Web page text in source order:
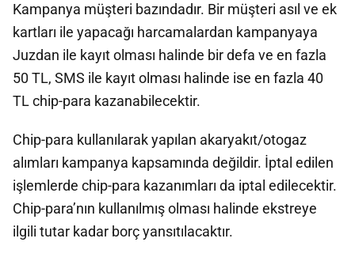
Kampanya müşteri bazındadır. Bir müşteri asıl ve ek
kartları ile yapacağı harcamalardan kampanyaya
Juzdan ile kayıt olması halinde bir defa ve en fazla
50 TL, SMS ile kayıt olması halinde ise en fazla 40
TL chip-para kazanabilecektir.
Chip-para kullanılarak yapılan akaryakıt/otogaz
alımları kampanya kapsamında değildir. İptal edilen
işlemlerde chip-para kazanımları da iptal edilecektir.
Chip-para’nın kullanılmış olması halinde ekstreye
ilgili tutar kadar borç yansıtılacaktır.